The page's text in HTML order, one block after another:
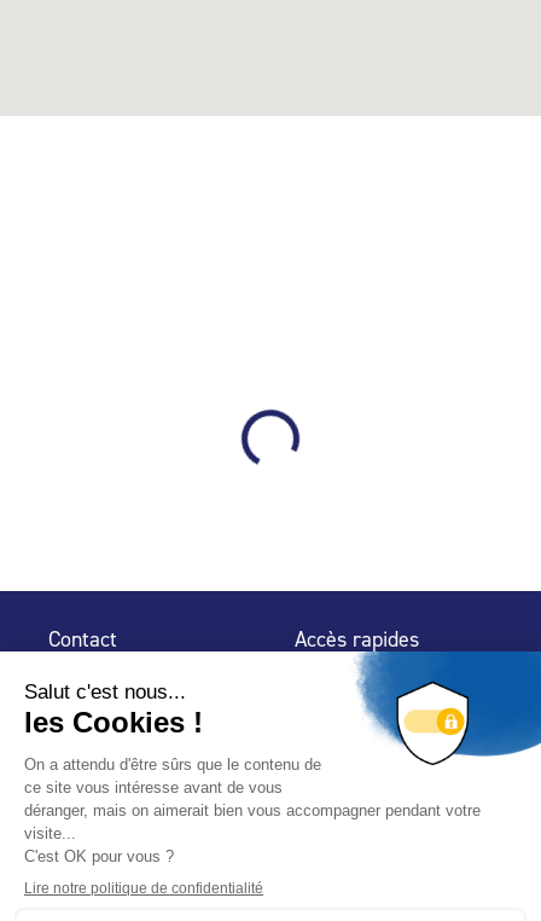
Contact
32 rue de Mogador
75 009 Paris
Accès rapides
Espace Presse
Trouver un
professionnel
Nous suivre